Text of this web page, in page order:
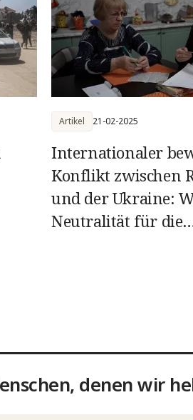
Internationaler
Konflikt zwischen
und der Ukraine:
Neutralität für die
Artikel 21-02-2025
denen wir